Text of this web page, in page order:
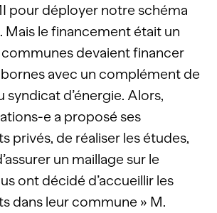
pour déployer notre schéma
Mais le financement était un
devaient financer
avec un complément de
syndicat d’énergie. Alors,
e a proposé ses
privés, de réaliser les études,
un maillage sur le
ont décidé d’accueillir les
dans leur commune » M.